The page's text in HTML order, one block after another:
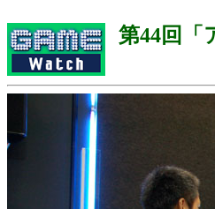
第44回「